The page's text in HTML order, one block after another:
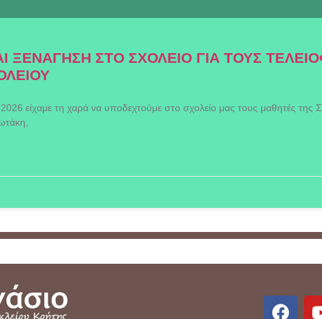
ΞΕΝΑΓΗΣΗ ΣΤΟ ΣΧΟΛΕΙΟ ΓΙΑ ΤΟΥΣ
είχαμε τη χαρά να υποδεχτούμε στο σχολείο μας τους μαθητές της